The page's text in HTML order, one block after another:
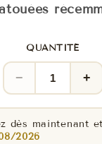
QUANTITÉ
− +
dès maintenant
2026